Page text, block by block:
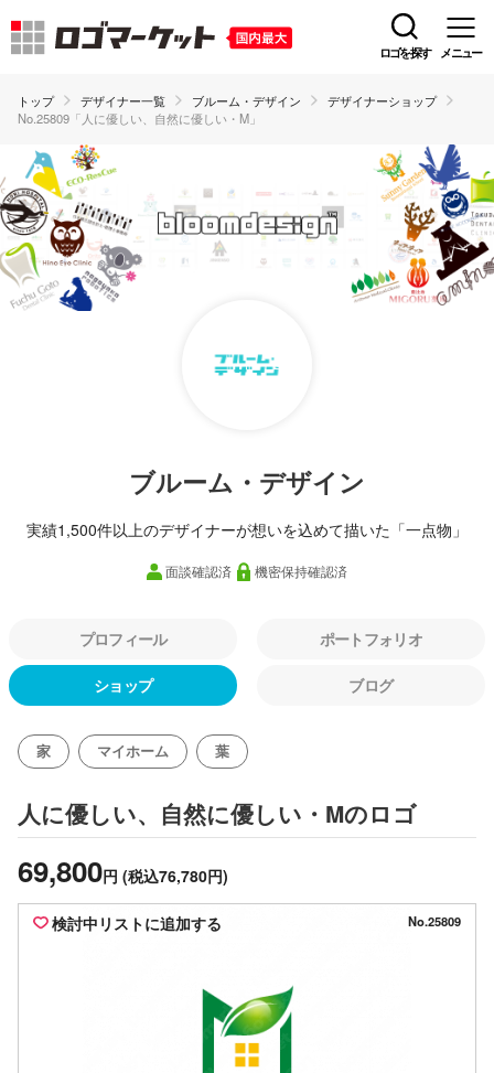
ロゴを探す メニュー
トップ デザイナー一覧 ブルーム・デザイン
デザイナーショップ
No.25809「人に優しい、自然に優しい・M」
ブルーム・デザイン
実績1,500件以上のデザイナーが想いを込めて描いた「一点物」
面談確認済 機密保持確認済
プロフィール ポートフォリオ
ショップ ブログ
家 マイホーム 葉
人に優しい、自然に優しい・Mのロゴ
69,800円 (税込76,780円)
検討中リストに追加する No.25809